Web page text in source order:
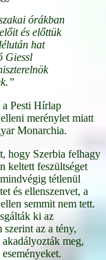
órákban
és előttük
hat
Giessl
a Pesti Hírlap
merénylet miatt
Monarchia.
hogy Szerbia felhagy
keltett feszültséget
tétlenül
és ellenszenvet, a
semmit nem tett.
ki az
az a tény,
meg,